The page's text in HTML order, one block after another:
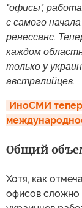
"офисы",
с самого
ренессанс.
каждом
только у
австралийцев.
ИноСМИ
Общий
Хотя, как
офисов сложно